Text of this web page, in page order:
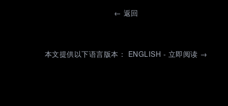
← 返回
本文提供以下语言版本： ENGLISH - 立即阅读 →